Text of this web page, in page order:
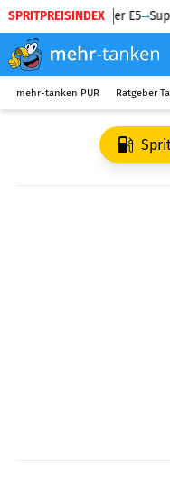
SPRITPREISINDEX
Diesel Super E5
mehr-tanken PUR Ratgeber